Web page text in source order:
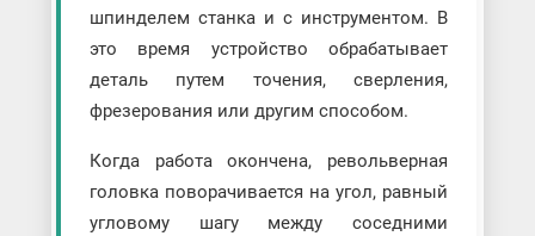
шпинделем станка и с инструментом. В
это время устройство обрабатывает
деталь путем точения, сверления,
фрезерования или другим способом.
Когда работа окончена, револьверная
головка поворачивается на угол, равный
угловому шагу между соседними